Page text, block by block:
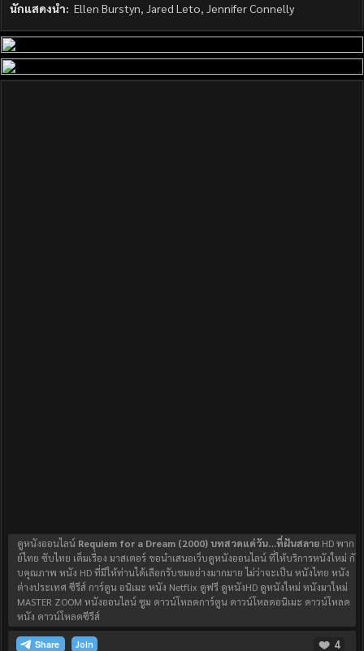
นักแสดงนำ: Ellen Burstyn, Jared Leto, Jennifer Connelly
ดูหนังออนไลน์ Requiem for a Dream (2000) บทสวดแด่วัน…ที่ฝันสลาย HD พาก
ย์ไทย ซับไทย เต็มเรื่อง มาสเตอร์ ขอนำเสนอเว็บดูหนังออนไลน์ ที่ให้บริการหนังใหม่ กั
บคุณภาพ หนัง HD ที่มีให้ท่านได้เลือกรับชมอย่างมากมาย ไม่ว่าจะเป็น หนังไทย หนัง
ต่างประเทศ ซีรีส์ การ์ตูน อนิเมะ หนัง Netflix ดูฟรี ดูหนังHD ดูหนังใหม่ หนังมาใหม่
MASTER ZOOM หนังออนไลน์ ซูม ดาวน์โหลดการ์ตูน ดาวน์โหลดอนิเมะ ดาวน์โหลด
หนัง ดาวน์โหลดซีรีส์
Join 4